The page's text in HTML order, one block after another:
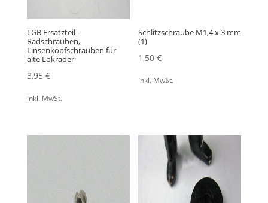
LGB Ersatzteil –
Radschrauben,
Linsenkopfschrauben für
alte Lokräder
3,95 €
inkl. MwSt.
Schlitzschraube M1,4 x 3 mm
(1)
1,50€
inkl. MwSt.